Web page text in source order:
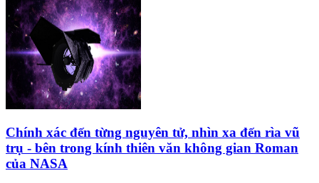
Chính xác đến từng nguyên tử, nhìn xa đến rìa vũ
trụ - bên trong kính thiên văn không gian Roman
của NASA